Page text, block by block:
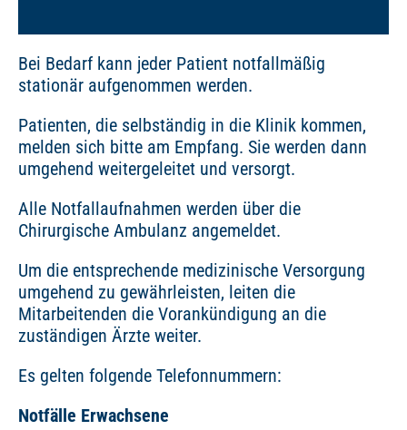
Bei Bedarf kann jeder Patient notfallmäßig
stationär aufgenommen werden.
Patienten, die selbständig in die Klinik kommen,
melden sich bitte am Empfang. Sie werden dann
umgehend weitergeleitet und versorgt.
Alle Notfallaufnahmen werden über die
Chirurgische Ambulanz angemeldet.
Um die entsprechende medizinische Versorgung
umgehend zu gewährleisten, leiten die
Mitarbeitenden die Vorankündigung an die
zuständigen Ärzte weiter.
Es gelten folgende Telefonnummern:
Notfälle Erwachsene